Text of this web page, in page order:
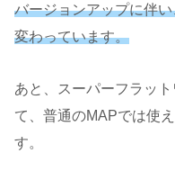
バージョンアップに伴
変わっています。
あと、スーパーフラッ
て、普通のMAPでは使
す。